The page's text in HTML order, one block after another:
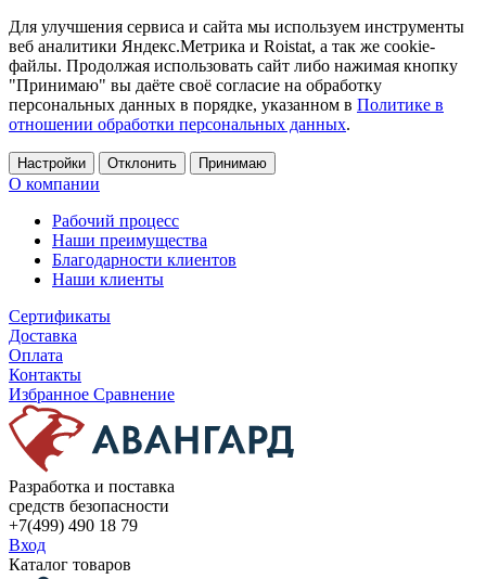
Для улучшения сервиса и сайта мы используем инструменты
веб аналитики Яндекс.Метрика и Roistat, а так же cookie-
файлы. Продолжая использовать сайт либо нажимая кнопку
"Принимаю" вы даёте своё согласие на обработку
персональных данных в порядке, указанном в Политике в
отношении обработки персональных данных.
Настройки Отклонить Принимаю
О компании
Рабочий процесс
Наши преимущества
Благодарности клиентов
Наши клиенты
Сертификаты
Доставка
Оплата
Контакты
Избранное Сравнение
Разработка и поставка
средств безопасности
+7(499) 490 18 79
Вход
Каталог товаров